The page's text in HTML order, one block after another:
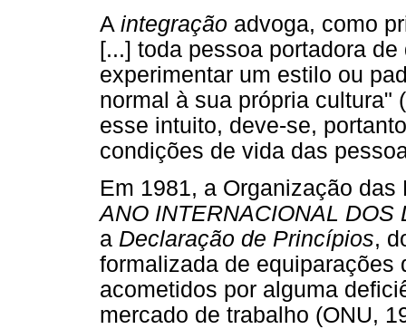
A integração advoga, como
[...] toda pessoa portadora
experimentar um estilo ou
normal à sua própria cultura"
esse intuito, deve-se,
condições de vida das
Em 1981, a Organização
ANO INTERNACIONAL DOS
a Declaração de Princípios,
formalizada de
acometidos por alguma
mercado de trabalho (ONU,